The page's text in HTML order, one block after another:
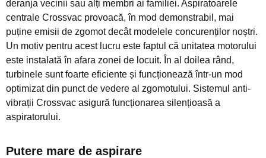
deranja vecinii sau alți membri ai familiei. Aspiratoarele
centrale Crossvac provoacă, în mod demonstrabil, mai
puține emisii de zgomot decât modelele concurenților noștri.
Un motiv pentru acest lucru este faptul că unitatea motorului
este instalată în afara zonei de locuit. În al doilea rând,
turbinele sunt foarte eficiente și funcționează într-un mod
optimizat din punct de vedere al zgomotului. Sistemul anti-
vibrații Crossvac asigură funcționarea silențioasă a
aspiratorului.
Putere mare de aspirare